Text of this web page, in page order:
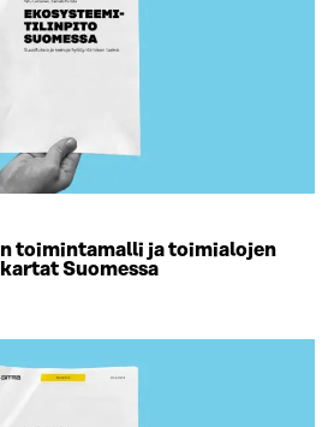
toimintamalli ja toimialojen
Suomessa